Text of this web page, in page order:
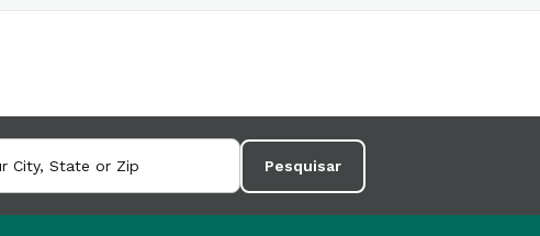
Pesquisar